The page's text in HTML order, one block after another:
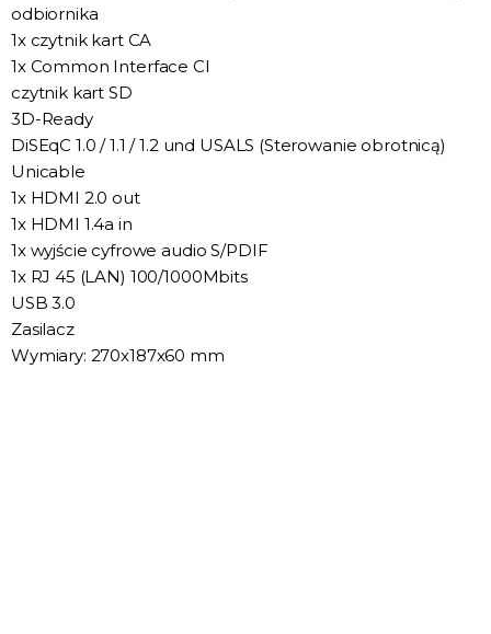
odbiornika
1x czytnik kart CA
1x Common Interface CI
czytnik kart SD
3D-Ready
DiSEqC 1.0 / 1.1 / 1.2 und USALS (Sterowanie obrotnicą)
Unicable
1x HDMI 2.0 out
1x HDMI 1.4a in
1x wyjście cyfrowe audio S/PDIF
1x RJ 45 (LAN) 100/1000Mbits
USB 3.0
Zasilacz
Wymiary: 270x187x60 mm